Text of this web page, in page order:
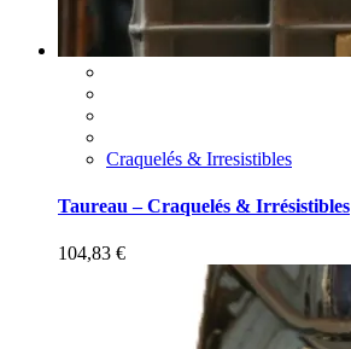
Craquelés & Irresistibles
Taureau – Craquelés & Irrésistibles
104,83 €